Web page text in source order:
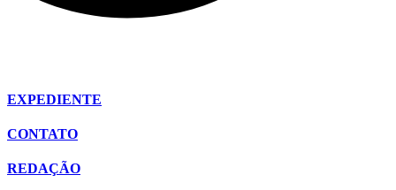
EXPEDIENTE
CONTATO
REDAÇÃO